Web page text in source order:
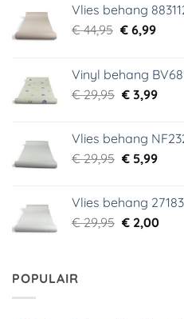
Vlies behang
€44,95
€ 44,95.
€6,99
€
Vinyl behang
€29,95
€ 29,95.
€3,99
€
Vlies behang
€29,95
€ 29,95.
€5,99
€
Vlies behang
€29,95 €2,00
POPULAIR